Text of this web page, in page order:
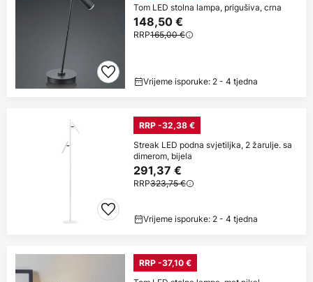
Tom LED stolna lampa, prigušiva, crna
148,50 €
RRP165,00 €
Vrijeme isporuke: 2 - 4 tjedna
RRP -32,38 €
Streak LED podna svjetiljka, 2 žarulje. sa
dimerom, bijela
291,37 €
RRP323,75 €
Vrijeme isporuke: 2 - 4 tjedna
RRP -37,10 €